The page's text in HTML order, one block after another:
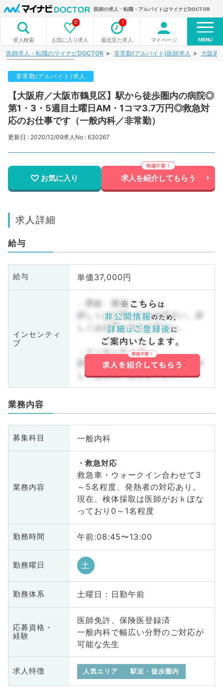
医師の求人・転職・アルバイトはマイナビDOCTOR
求人検索 お気に入り求人
0
最近見た求人
1
マイページ MENU
医師求人・転職のマイナビDOCTOR 非常勤(アルバイト)医師求人 大阪府
非常勤(アルバイト)求人
【大阪府／大阪市鶴見区】駅から徒歩圏内の病院◎
第1・3・5週目土曜日AM・1コマ3.7万円◎救急対
応のお仕事です（一般内科／非常勤）
更新日 : 2020/12/09求人No : 630267
お気に入り 求人を紹介してもらう
求人詳細
給与
給与 単価37,000円
インセンティ
ブ
・昇給・賞与
詳しくはお問い合わせ下さい。詳
しくはお問い合わせ下さい。
・インセンティブ
詳しくはお問い合わせ下さい。詳
しくはお問い合わせ下さい。
業務内容
募集科目 一般内科
業務内容
救急対応
救急車・ウォークイン合わせて3
～5名程度、発熱者の対応あり。
現在、検体採取は医師がおｋぽな
っており0～1名程度
勤務時間 午前:08:45〜13:00
勤務曜日 土
勤務体系 土曜日 : 日勤午前
応募資格・
経験
医師免許、保険医登録済
一般内科で幅広い分野のご対応が
可能な先生
求人特徴 人気エリア 駅近・徒歩圏内